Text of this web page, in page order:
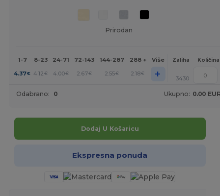
Prirodan
1-7 8-23 24-71 72-143 144-287 288 + Više Zaliha Količina
4.37€ 4.12 € 4.00€ 2.67€ 2.55€ 2.18€ + 3430
Odabrano: 0 Ukupno: 0.00
Dodaj U Košaricu
Ekspresna ponuda